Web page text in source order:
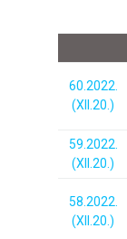
60.2022.
(XII.20.)
59.2022.
(XII.20.)
58.2022.
(XII.20.)